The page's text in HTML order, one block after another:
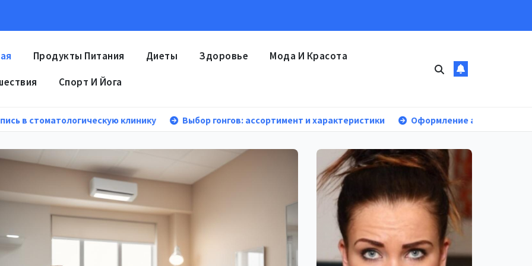
Продукты Питания Диеты Здоровье Мода И Красота
Спорт И Йога
клинику Выбор гонгов: ассортимент и характеристики Оформление аккредитивов в